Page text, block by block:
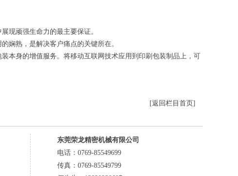
现顽强生命力的最主要保证。
熟，是解决客户痛点的关键所在。
身的增值服务。将移动互联网技术应用到印刷包装制品上，可
[返回栏目首页]
东莞荣龙精密机械有限公司
电话：0769-85549699
传真：0769-85549799